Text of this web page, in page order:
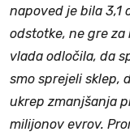
napoved je bila 3,1
odstotke, ne gre za
vlada odločila, da
smo sprejeli sklep,
ukrep zmanjšanja
milijonov evrov.